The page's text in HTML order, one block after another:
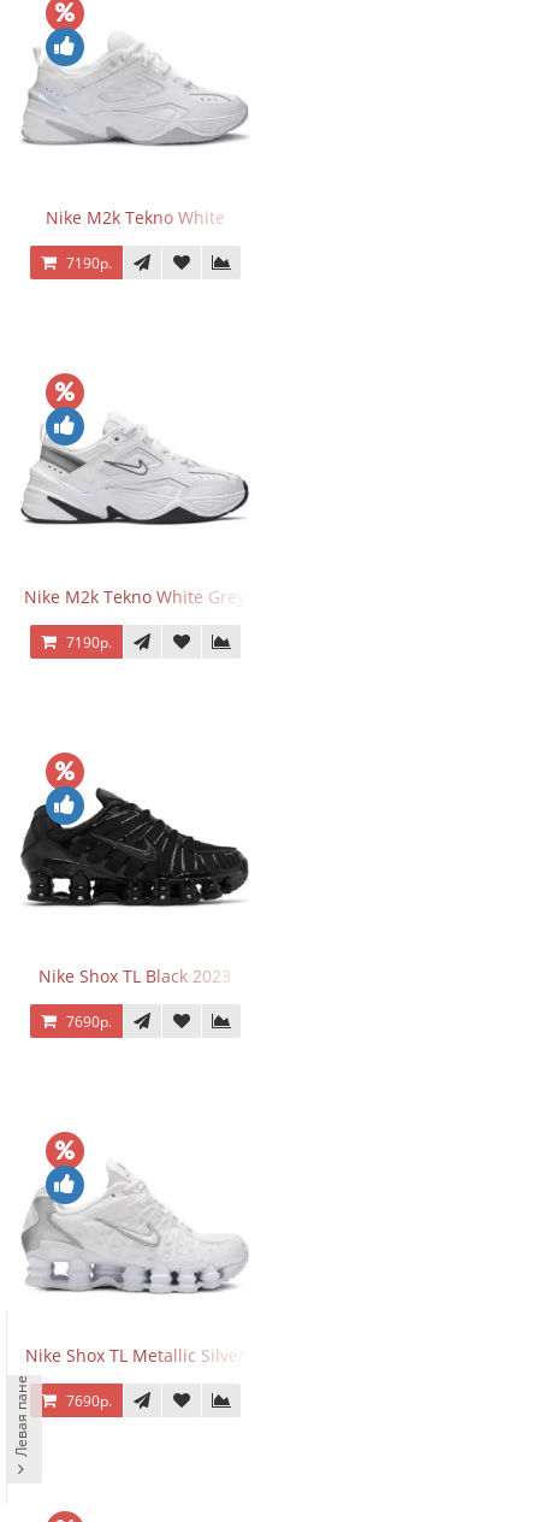
Nike M2k Tekno White
7190р.
Nike M2k Tekno White Grey
7190р.
Nike Shox TL Black 2023
7690р.
Nike Shox TL Metallic Silver
7690р.
Левая панель